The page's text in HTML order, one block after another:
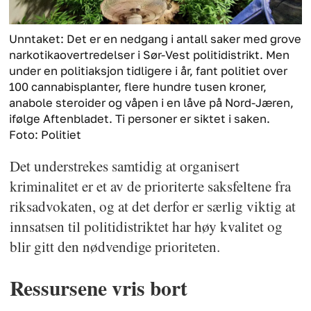
Unntaket: Det er en nedgang i antall saker med grove
narkotikaovertredelser i Sør-Vest politidistrikt. Men
under en politiaksjon tidligere i år, fant politiet over
100 cannabisplanter, flere hundre tusen kroner,
anabole steroider og våpen i en låve på Nord-Jæren,
ifølge Aftenbladet. Ti personer er siktet i saken.
Foto: Politiet
Det understrekes samtidig at organisert
kriminalitet er et av de prioriterte saksfeltene fra
riksadvokaten, og at det derfor er særlig viktig at
innsatsen til politidistriktet har høy kvalitet og
blir gitt den nødvendige prioriteten.
Ressursene vris bort